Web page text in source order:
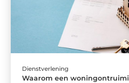
Dienstverlening
Waarom een